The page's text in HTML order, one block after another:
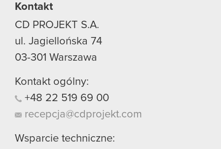
Kontakt
CD PROJEKT S.A.
ul. Jagiellońska 74
03-301 Warszawa
Kontakt ogólny:
+48 22 519 69 00
recepcja@cdprojekt.com
Wsparcie techniczne: